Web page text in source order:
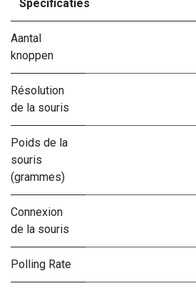
Specificaties
Aantal
knoppen
Résolution
de la souris
Poids de la
souris
(grammes)
Connexion
de la souris
Polling Rate